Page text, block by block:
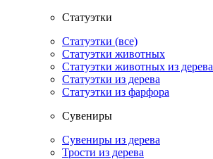
Статуэтки
Статуэтки (все)
Статуэтки животных
Статуэтки животных из дерева
Статуэтки из дерева
Статуэтки из фарфора
Сувениры
Сувениры из дерева
Трости из дерева